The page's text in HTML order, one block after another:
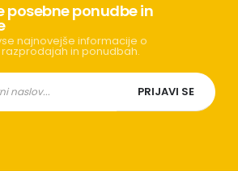
posebne ponudbe in
najnovejše informacije o
in ponudbah.